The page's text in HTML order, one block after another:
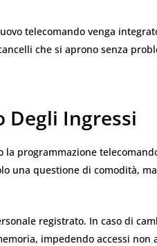
telecomando venga
che si aprono senza
Degli Ingressi
programmazione
una questione di comodità,
registrato. In caso di
impedendo accessi non